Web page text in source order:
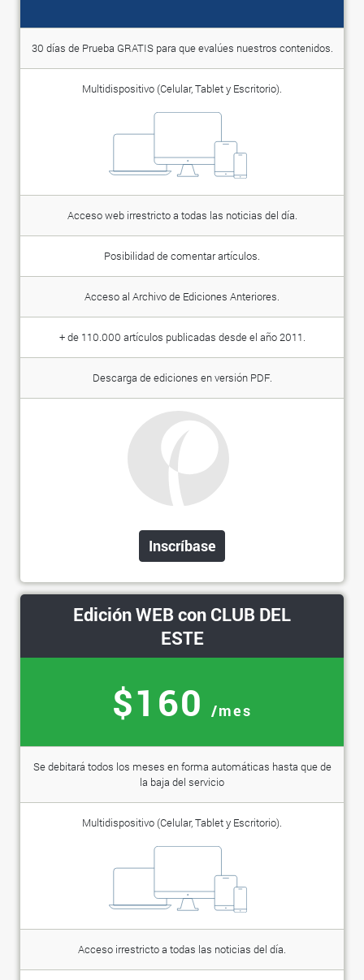
30 días de Prueba GRATIS para que evalúes nuestros contenidos.
Multidispositivo (Celular, Tablet y Escritorio).
Acceso web irrestricto a todas las noticias del día.
Posibilidad de comentar artículos.
Acceso al Archivo de Ediciones Anteriores.
+ de 110.000 artículos publicadas desde el año 2011.
Descarga de ediciones en versión PDF.
Inscríbase
Edición WEB con CLUB DEL
ESTE
$160 /mes
Se debitará todos los meses en forma automáticas hasta que de
la baja del servicio
Multidispositivo (Celular, Tablet y Escritorio).
Acceso irrestricto a todas las noticias del día.